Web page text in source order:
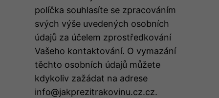
políčka souhlasíte se zpracováním
svých výše uvedených osobních
údajů za účelem zprostředkování
Vašeho kontaktování. O vymazání
těchto osobních údajů můžete
kdykoliv zažádat na adrese
info@jakprezitrakovinu.cz.cz.